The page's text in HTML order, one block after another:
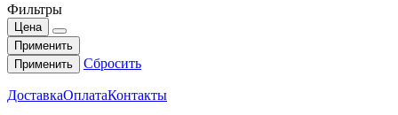
Фильтры
Цена
Применить
Применить
Сбросить
ДоставкаОплатаКонтакты